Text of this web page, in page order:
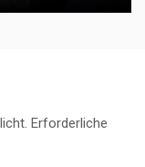
Erforderliche